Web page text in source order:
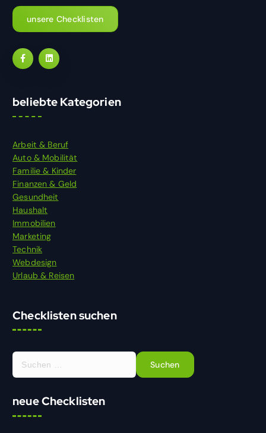
unsere Checklisten
beliebte Kategorien
Arbeit & Beruf
Auto & Mobilität
Familie & Kinder
Finanzen & Geld
Gesundheit
Haushalt
Immobilien
Marketing
Technik
Webdesign
Urlaub & Reisen
Checklisten suchen
S
h
neue Checklisten